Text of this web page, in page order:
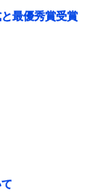
最優秀賞受賞